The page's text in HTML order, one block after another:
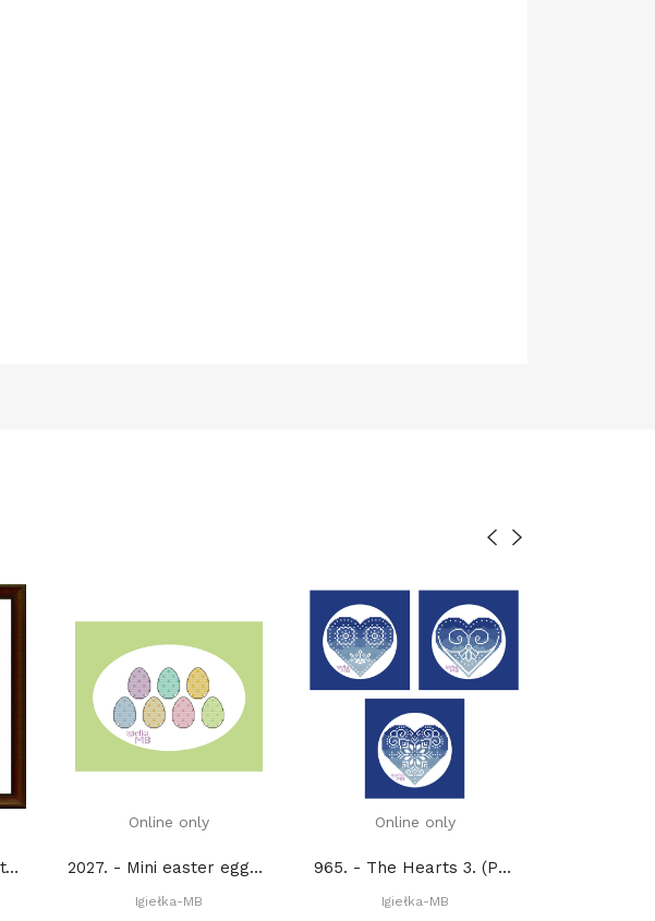
10 K 075. - Country Cottage Rose II (PDF)
Online only
2027. - Mini easter eggs (PDF)
Igiełka-MB
Online only
965. - The Hearts 3. (PDF)
Igiełka-MB